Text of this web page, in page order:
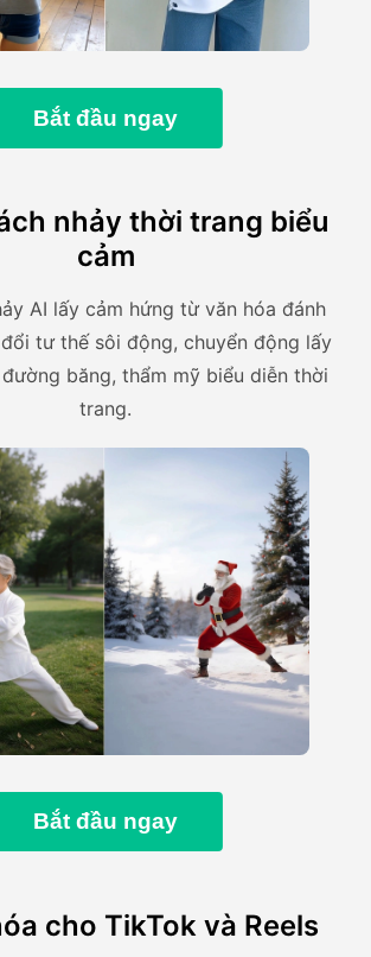
Bắt đầu ngay
nhảy thời trang biểu
cảm
AI lấy cảm hứng từ văn hóa đánh
tư thế sôi động, chuyển động lấy
băng, thẩm mỹ biểu diễn thời
trang.
Bắt đầu ngay
cho TikTok và Reels